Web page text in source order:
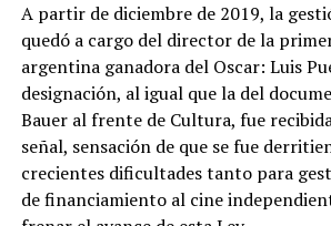
A partir de diciembre de 2019, la
quedó a cargo del director de la
argentina ganadora del Oscar: Luis
designación, al igual que la del
Bauer al frente de Cultura, fue
señal, sensación de que se fue
crecientes dificultades tanto para
de financiamiento al cine